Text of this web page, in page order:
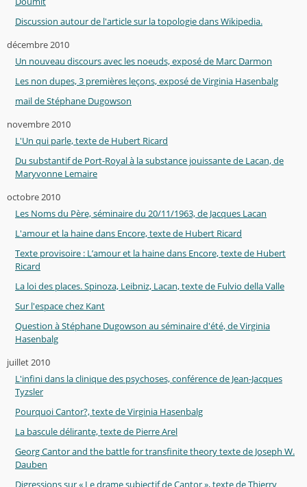
Discussion autour de l'article sur la topologie dans Wikipedia.
décembre 2010
Un nouveau discours avec les noeuds, exposé de Marc Darmon
Les non dupes, 3 premières leçons, exposé de Virginia Hasenbalg
mail de Stéphane Dugowson
novembre 2010
L'Un qui parle, texte de Hubert Ricard
Du substantif de Port-Royal à la substance jouissante de Lacan, de
Maryvonne Lemaire
octobre 2010
Les Noms du Père, séminaire du 20/11/1963, de Jacques Lacan
L'amour et la haine dans Encore, texte de Hubert Ricard
Texte provisoire : L’amour et la haine dans Encore, texte de Hubert
Ricard
La loi des places. Spinoza, Leibniz, Lacan, texte de Fulvio della Valle
Sur l'espace chez Kant
Question à Stéphane Dugowson au séminaire d'été, de Virginia
Hasenbalg
juillet 2010
L'infini dans la clinique des psychoses, conférence de Jean-Jacques
Tyzsler
Pourquoi Cantor?, texte de Virginia Hasenbalg
La bascule délirante, texte de Pierre Arel
Georg Cantor and the battle for transfinite theory texte de Joseph W.
Dauben
Digressions sur « Le drame subjectif de Cantor », texte de Thierry